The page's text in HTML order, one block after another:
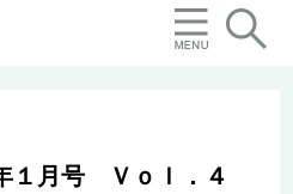
１月号 Ｖｏｌ．４